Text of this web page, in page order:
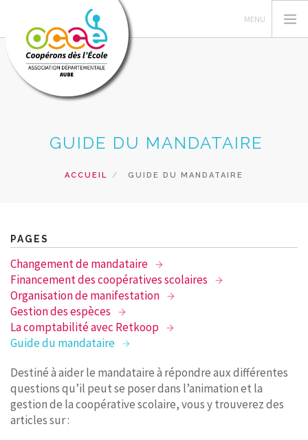
DANS L'AUBE
RECHERCHER
CONTACT
GUIDE DU MANDATAIRE
ACCUEIL GUIDE DU MANDATAIRE
PAGES
Changement de mandataire
Financement des coopératives scolaires
Organisation de manifestation
Gestion des espèces
La comptabilité avec Retkoop
Guide du mandataire
Destiné à aider le mandataire à répondre aux différentes
questions qu’il peut se poser dans l’animation et la
gestion de la coopérative scolaire, vous y trouverez des
articles sur :